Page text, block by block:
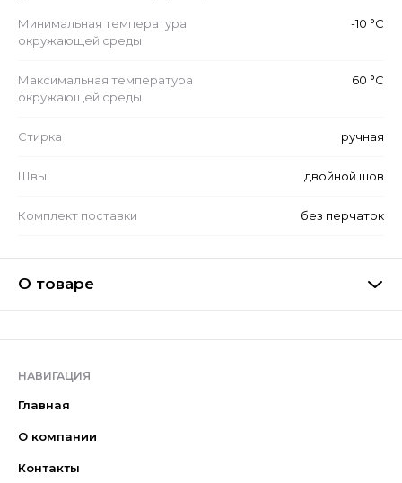
Минимальная температура
окружающей среды
-10 °С
Максимальная температура
окружающей среды
60 °С
Стирка ручная
Швы двойной шов
Комплект поставки без перчаток
О товаре
НАВИГАЦИЯ
Главная
О компании
Контакты